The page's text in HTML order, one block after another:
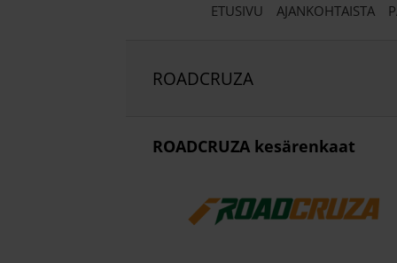
ETUSIVU AJANKOHTAISTA
ROADCRUZA
ROADCRUZA kesärenkaat